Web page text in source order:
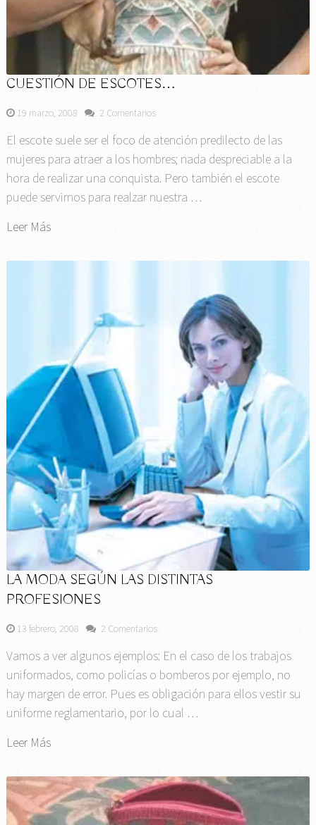
CUESTIÓN DE ESCOTES…
19 marzo, 2008 2 Comentarios
El escote suele ser el foco de atención predilecto de las
mujeres para atraer a los hombres; nada despreciable a la
hora de realizar una conquista. Pero también el escote
puede servirnos para realzar nuestra …
Leer Más
LA MODA SEGÚN LAS DISTINTAS
PROFESIONES
13 febrero, 2008 2 Comentarios
Vamos a ver algunos ejemplos: En el caso de los trabajos
uniformados, como policías o bomberos por ejemplo, no
hay margen de error. Pues es obligación para ellos vestir su
uniforme reglamentario, por lo cual …
Leer Más